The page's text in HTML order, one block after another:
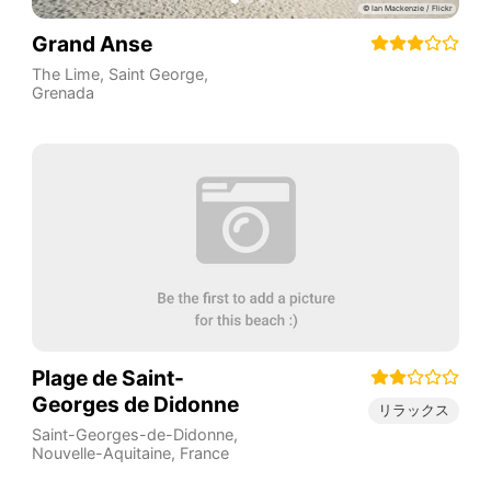
Grand Anse
The Lime, Saint George,
Grenada
Plage de Saint-
Georges de Didonne
Saint-Georges-de-Didonne,
Nouvelle-Aquitaine, France
リラックス